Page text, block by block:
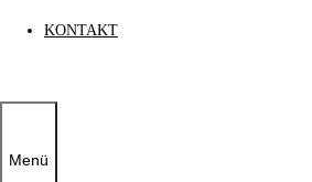
KONTAKT
Menü